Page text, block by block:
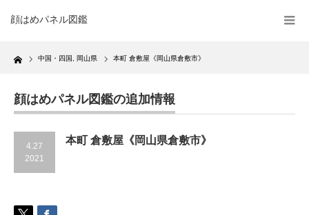
顔はめパネル図鑑
Home 中国・四国 岡山県 本町 倉敷屋《岡山県倉敷市》
顔はめパネル図鑑の追加情報
4.27
2021
本町 倉敷屋《岡山県倉敷市》